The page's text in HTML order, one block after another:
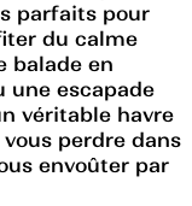
parfaits pour
du calme
balade en
une escapade
véritable havre
perdre dans
envoûter par